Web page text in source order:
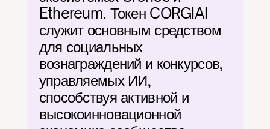
Ethereum. Токен CORGIAI
служит основным средством
для социальных
вознаграждений и конкурсов,
управляемых ИИ,
способствуя активной и
высокоинновационной